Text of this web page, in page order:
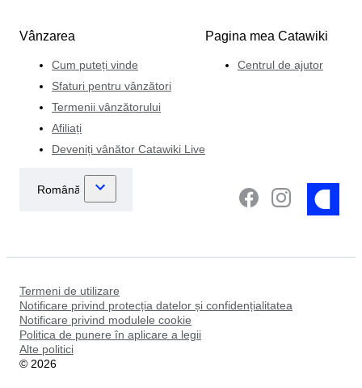
Vânzarea
Cum puteți vinde
Sfaturi pentru vânzători
Termenii vânzătorului
Afiliați
Deveniți vânător Catawiki Live
Pagina mea Catawiki
Centrul de ajutor
Termeni de utilizare
Notificare privind protecția datelor și confidențialitatea
Notificare privind modulele cookie
Politica de punere în aplicare a legii
Alte politici
© 2026